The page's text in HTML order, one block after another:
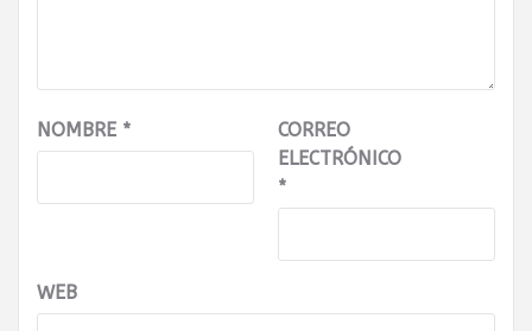
NOMBRE *
CORREO
ELECTRÓNICO
*
WEB